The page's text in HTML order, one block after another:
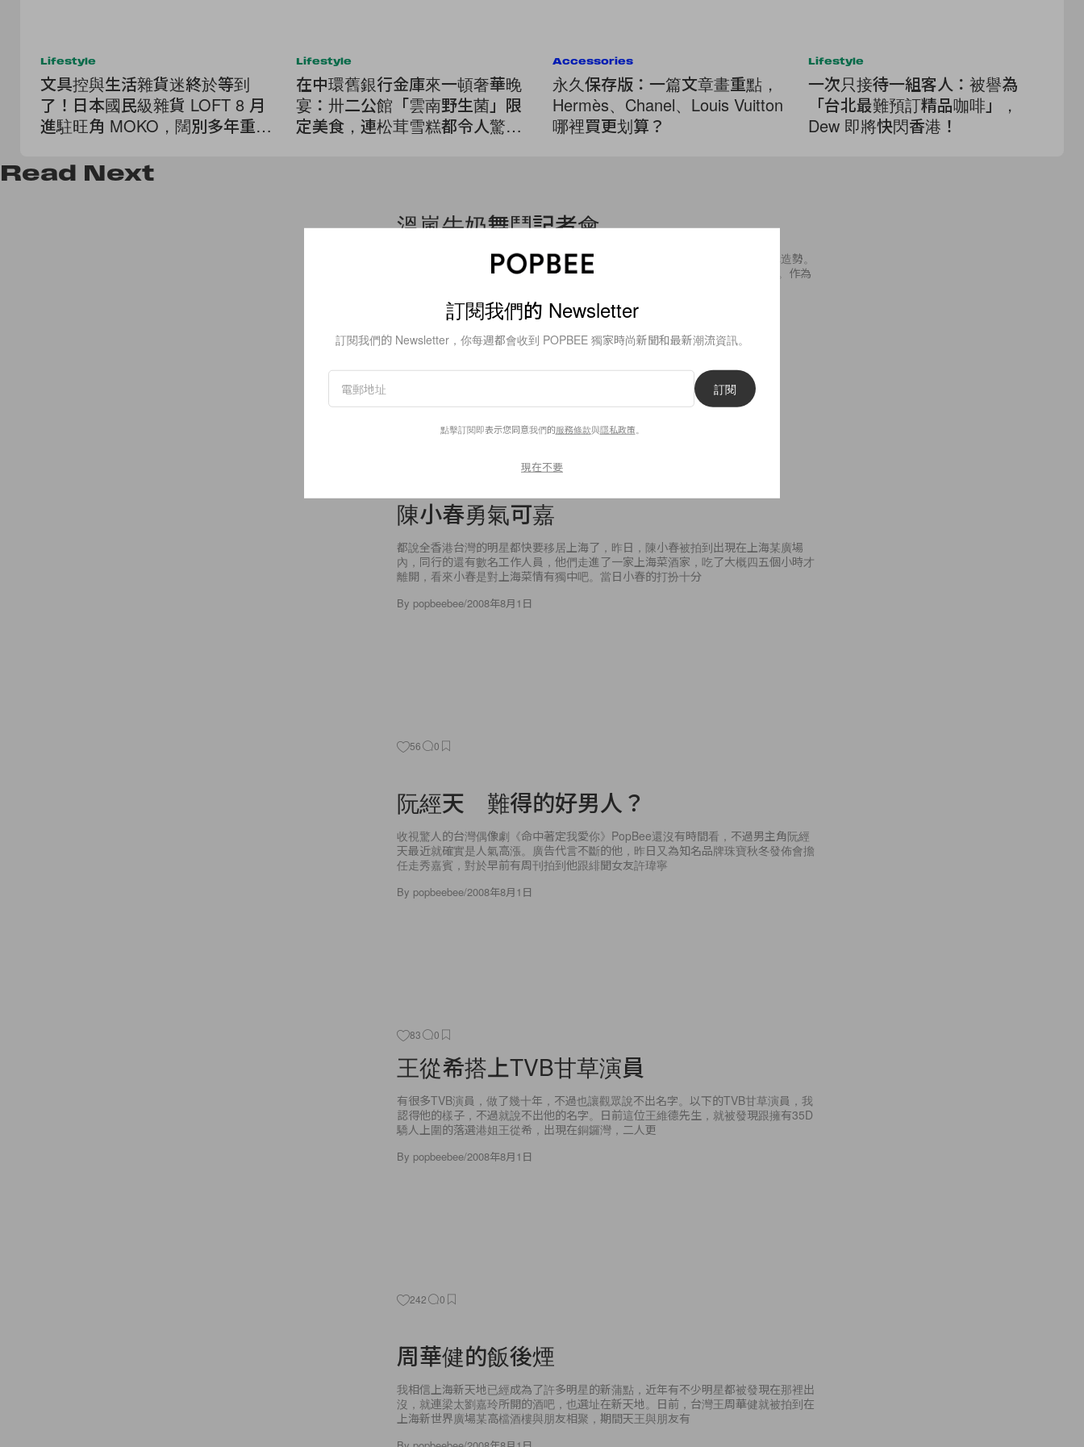
Lifestyle
文具控與生活雜貨迷終於等到
了！日本國民級雜貨 LOFT 8 月
進駐旺角 MOKO，闊別多年重返
Lifestyle
在中環舊銀行金庫來一頓奢華晚
宴：卅二公館「雲南野生菌」限
定美食，連松茸雪糕都令人驚
Accessories
永久保存版：一篇文章畫重點，
Hermès、Chanel、Louis Vuitton
哪裡買更划算？
Lifestyle
一次只接待一組客人：被譽為
「台北最難預訂精品咖啡」，
Dew 即將快閃香港！
Read Next
溫嵐牛奶舞鬥記者會
昨日，台灣性感女歌手溫嵐帶著同公司的師弟牛奶，一起出現在內地為新專輯造勢。
二人把記者會名為“溫舞雙全”，當然舞跳得不錯的二人也不忘在會上大秀舞技。作為
popbeebee 2008年8月1日
陳小春勇氣可嘉
都說全香港台灣的明星都快要移居上海了，昨日，陳小春被拍到出現在上海某廣場
內，同行的還有數名工作人員，他們走進了一家上海菜酒家，吃了大概四五個小時才
離開，看來小春是對上海菜情有獨中吧。當日小春的打扮十分
By popbeebee/2008年8月1日
56 0
阮經天 難得的好男人？
收視驚人的台灣偶像劇《命中著定我愛你》PopBee還沒有時間看，不過男主角阮經
天最近就確實是人氣高漲。廣告代言不斷的他，昨日又為知名品牌珠寶秋冬發佈會擔
任走秀嘉賓，對於早前有周刊拍到他跟緋聞女友許瑋寧
By popbeebee/2008年8月1日
83 0
王從希搭上TVB甘草演員
有很多TVB演員，做了幾十年，不過也讓觀眾說不出名字。以下的TVB甘草演員，我
認得他的樣子，不過就說不出他的名字。日前這位王維德先生，就被發現跟擁有35D
驕人上圍的落選港姐王從希，出現在銅鑼灣，二人更
By popbeebee/2008年8月1日
242 0
周華健的飯後煙
我相信上海新天地已經成為了許多明星的新蒲點，近年有不少明星都被發現在那裡出
沒，就連梁太劉嘉玲所開的酒吧，也選址在新天地。日前，台灣王周華健就被拍到在
上海新世界廣場某高檔酒樓與朋友相聚，期間天王與朋友有
訂閱我們的 Newsletter
訂閱我們的 Newsletter，你每週都會收到 POPBEE 獨家時尚新聞和最新潮流資訊。
訂閱
點擊訂閱即表示您同意我們的服務條款與隱私政策
現在不要